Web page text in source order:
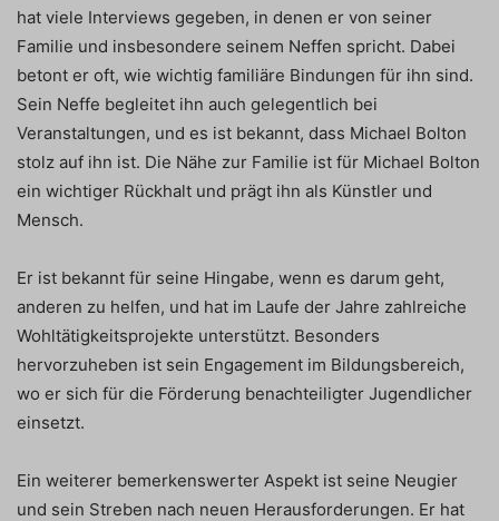
hat viele Interviews gegeben, in denen er von seiner
Familie und insbesondere seinem Neffen spricht. Dabei
betont er oft, wie wichtig familiäre Bindungen für ihn sind.
Sein Neffe begleitet ihn auch gelegentlich bei
Veranstaltungen, und es ist bekannt, dass Michael Bolton
stolz auf ihn ist. Die Nähe zur Familie ist für Michael Bolton
ein wichtiger Rückhalt und prägt ihn als Künstler und
Mensch.
Er ist bekannt für seine Hingabe, wenn es darum geht,
anderen zu helfen, und hat im Laufe der Jahre zahlreiche
Wohltätigkeitsprojekte unterstützt. Besonders
hervorzuheben ist sein Engagement im Bildungsbereich,
wo er sich für die Förderung benachteiligter Jugendlicher
einsetzt.
Ein weiterer bemerkenswerter Aspekt ist seine Neugier
und sein Streben nach neuen Herausforderungen. Er hat